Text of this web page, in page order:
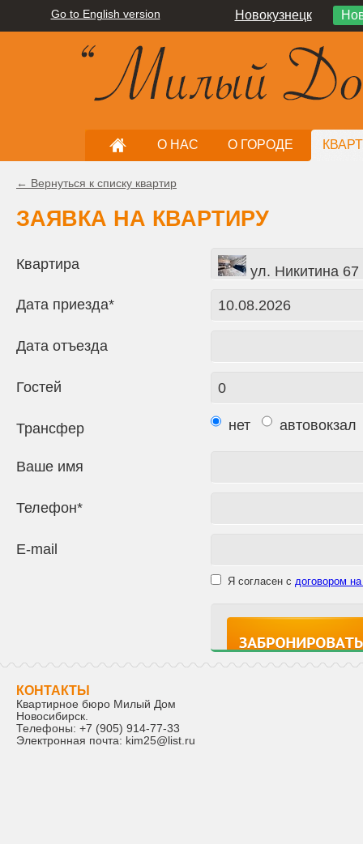
Go to English version Новокузнецк
О НАС О ГОРОДЕ
← Вернуться к списку квартир
ЗАЯВКА НА КВАРТИРУ
Квартира ул. Никитина 67
Дата приезда*
Дата отъезда
Гостей
Трансфер нет автовокзал
Ваше имя
Телефон*
E-mail
Я согласен с договором
КОНТАКТЫ
Квартирное бюро Милый Дом
Новосибирск.
Телефоны: +7 (905) 914-77-33
Электронная почта: kim25@list.ru